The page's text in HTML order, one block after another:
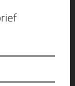
Bodylotion
Heuptas
Special Edition